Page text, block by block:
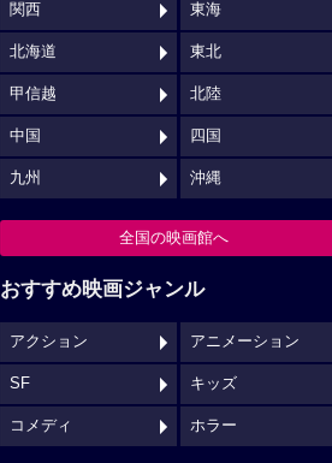
関西 東海
北海道 東北
甲信越 北陸
中国 四国
九州 沖縄
全国の映画館へ
おすすめ映画ジャンル
アクション アニメーション
SF キッズ
コメディ ホラー